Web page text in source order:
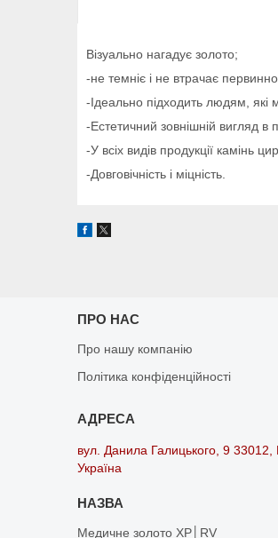
Візуально нагадує золото;
-не темніє і не втрачає
-Ідеально підходить людям, які
-Естетичний зовнішній вигляд
-У всіх видів продукції камінь
-Довговічність і міцність.
ПРО НАС
Про нашу компанію
Політика конфіденційності
вул. Данила Галицького, 9 33012,
Україна
Медичне золото XP│RV